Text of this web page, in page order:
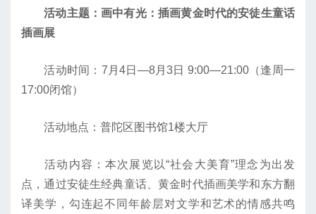
活动主题：画中有光：插画黄金时代的安徒生童话
插画展
活动时间：7月4日—8月3日 9:00—21:00（逢周一
17:00闭馆）
活动地点：普陀区图书馆1楼大厅
活动内容：本次展览以“社会大美育”理念为出发
点，通过安徒生经典童话、黄金时代插画美学和东方翻
译美学，勾连起不同年龄层对文学和艺术的情感共鸣